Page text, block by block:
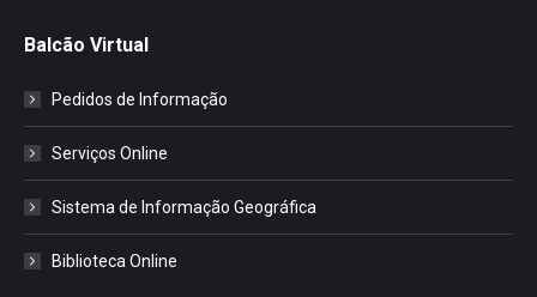
Balcão Virtual
Pedidos de Informação
Serviços Online
Sistema de Informação Geográfica
Biblioteca Online